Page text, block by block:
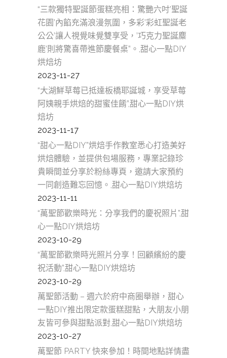
“三款獨特聖誕節蛋糕亮相：驚艷六吋’聖誕
花園’內餡充滿浪漫氛圍，多彩’彩虹聖誕老
公公’讓人視覺味覺雙享受，’巧克力聖誕麋
鹿’則將驚喜帶進節慶餐桌”。,甜心一點DIY
烘焙坊
2023-11-27
“大湖鮮草莓已抵達板橋耶誕城，享受草莓
阿姨親手烘焙的甜蜜佳餚”,甜心一點DIY烘
焙坊
2023-11-17
“甜心一點DIY”烘焙手作教室悉心打造美好
烘焙體驗，並提供包場服務，專業記錄珍
貴瞬間並分享於粉絲專頁，邀請大家預約
一同創造難忘回憶。,甜心一點DIY烘焙坊
2023-11-11
“萬聖節歡樂時光：分享我們的慶祝照片”,甜
心一點DIY烘焙坊
2023-10-29
“萬聖節歡樂時光照片分享！回顧繽紛的慶
祝活動”,甜心一點DIY烘焙坊
2023-10-29
萬聖節活動 – 週六於府中商圈舉辦，甜心
一點DIY推出限定款蛋糕甜點，大朋友小朋
友皆可參與甜點派對,甜心一點DIY烘焙坊
2023-10-27
萬聖節 PARTY 快來參加！時間地點詳情盡